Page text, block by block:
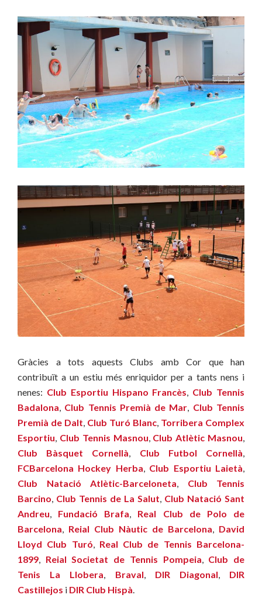
Gràcies a tots aquests Clubs amb Cor que han
contribuït a un estiu més enriquidor per a tants nens i
nenes: Club Esportiu Hispano Francès, Club Tennis
Badalona, Club Tennis Premià de Mar, Club Tennis
Premià de Dalt, Club Turó Blanc, Torribera Complex
Esportiu, Club Tennis Masnou, Club Atlètic Masnou,
Club Bàsquet Cornellà, Club Futbol Cornellà,
FCBarcelona Hockey Herba, Club Esportiu Laietà,
Club Natació Atlètic-Barceloneta, Club Tennis
Barcino, Club Tennis de La Salut, Club Natació Sant
Andreu, Fundació Brafa, Real Club de Polo de
Barcelona, Reial Club Nàutic de Barcelona, David
Lloyd Club Turó, Real Club de Tennis Barcelona-
1899, Reial Societat de Tennis Pompeia, Club de
Tenis La Llobera, Braval, DIR Diagonal, DIR
Castillejos i DIR Club Hispà.